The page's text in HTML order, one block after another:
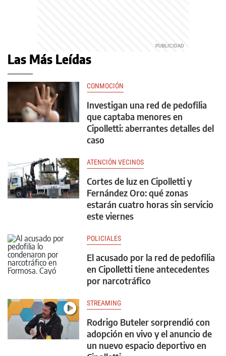
Las Más Leídas
CONMOCIÓN
Investigan una red de pedofilia
que captaba menores en
Cipolletti: aberrantes detalles del
caso
ATENCIÓN VECINOS
Cortes de luz en Cipolletti y
Fernández Oro: qué zonas
estarán cuatro horas sin servicio
este viernes
POLICIALES
El acusado por la red de pedofilia
en Cipolletti tiene antecedentes
por narcotráfico
STREAMING
Rodrigo Buteler sorprendió con
adopción en vivo y el anuncio de
un nuevo espacio deportivo en